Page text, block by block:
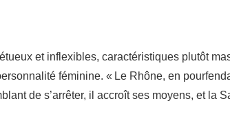
et inflexibles, caractéristiques plutôt
féminine. « Le Rhône, en
de s’arrêter, il accroît ses moyens, et la